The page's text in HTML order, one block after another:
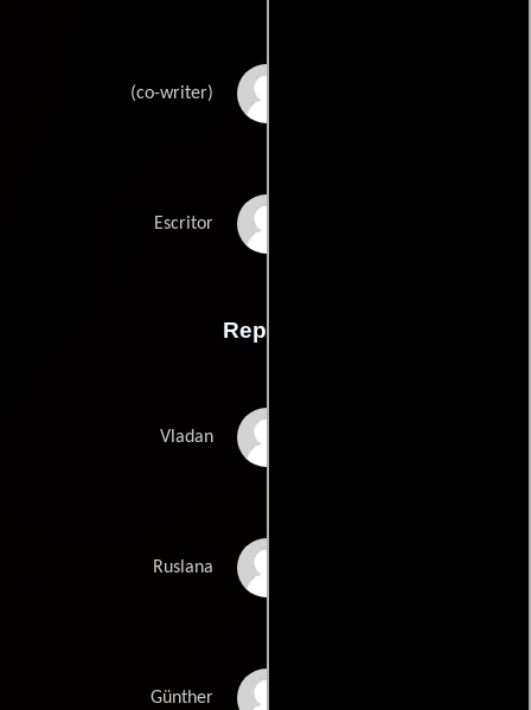
(co-writer)
Escritor
Reparto
Vladan
Ruslana
Günther